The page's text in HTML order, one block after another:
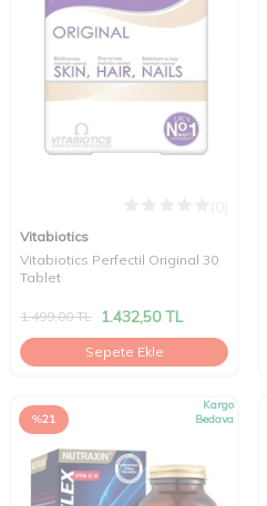
Vitabiotics
Vitabiotics Perfectil Original 30
Tablet
1.499,00TL 1.432,50TL
Sepete Ekle
%21
Kargo
Bedava